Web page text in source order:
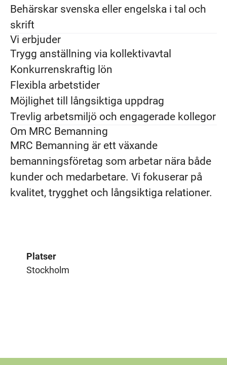
Behärskar svenska eller engelska i tal och
skrift
Vi erbjuder
Trygg anställning via kollektivavtal
Konkurrenskraftig lön
Flexibla arbetstider
Möjlighet till långsiktiga uppdrag
Trevlig arbetsmiljö och engagerade kollegor
Om MRC Bemanning
MRC Bemanning är ett växande
bemanningsföretag som arbetar nära både
kunder och medarbetare. Vi fokuserar på
kvalitet, trygghet och långsiktiga relationer.
Platser
Stockholm